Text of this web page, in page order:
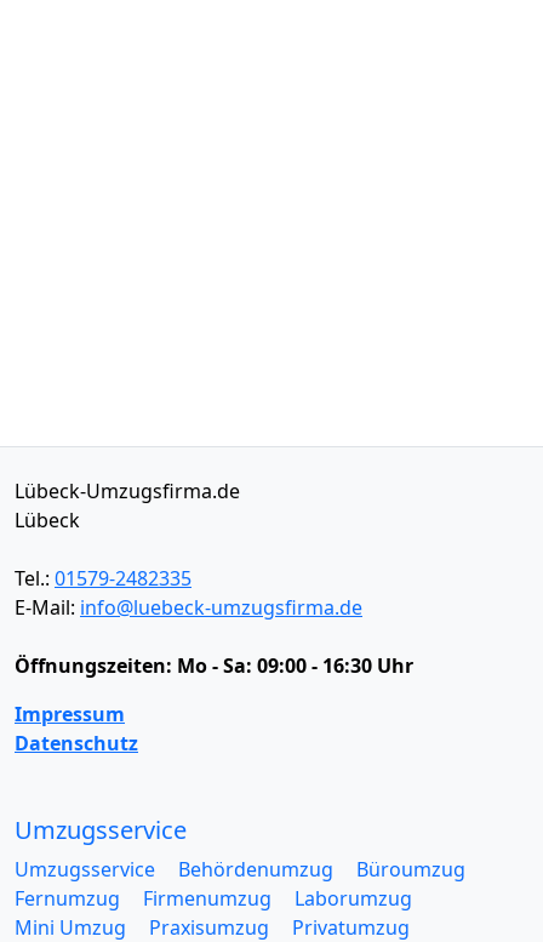
Lübeck-Umzugsfirma.de
Lübeck
Tel.: 01579-2482335
E-Mail: info@luebeck-umzugsfirma.de
Öffnungszeiten: Mo - Sa: 09:00 - 16:30 Uhr
Impressum
Datenschutz
Umzugsservice
Umzugsservice Behördenumzug
Büroumzug
Fernumzug
Firmenumzug
Laborumzug
Mini Umzug
Praxisumzug
Privatumzug